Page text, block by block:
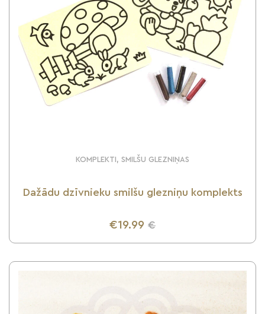
KOMPLEKTI, SMILŠU GLEZNIŅAS
Dažādu dzīvnieku smilšu glezniņu komplekts
€19.99 €
UZZINI VAIRĀK